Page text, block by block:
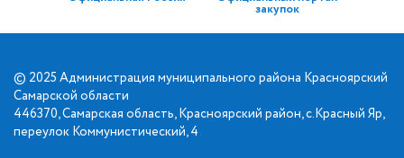
закупок
© 2025 Администрация муниципального района Красноярский
Самарской области
446370, Самарская область, Красноярский район, с.Красный Яр,
переулок Коммунистический, 4